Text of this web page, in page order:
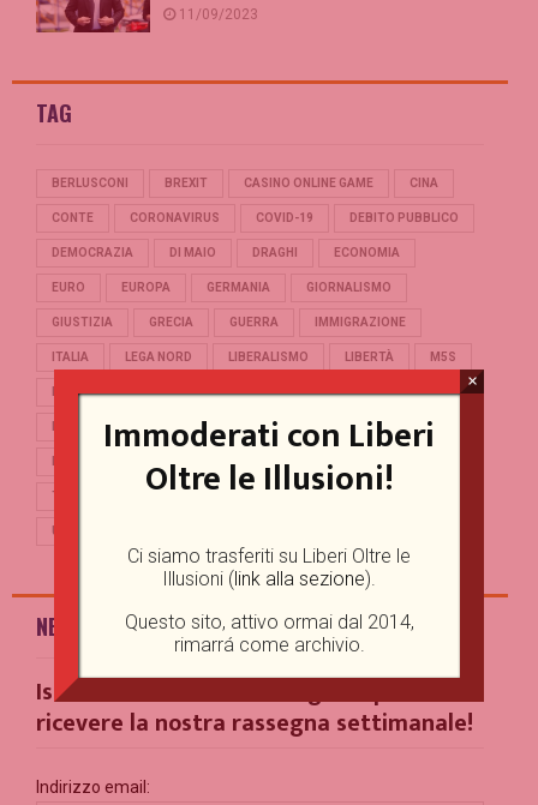
11/09/2023
TAG
BERLUSCONI BREXIT CASINO ONLINE GAME CINA
CONTE CORONAVIRUS COVID-19 DEBITO PUBBLICO
DEMOCRAZIA DI MAIO DRAGHI ECONOMIA
EURO EUROPA GERMANIA GIORNALISMO
GIUSTIZIA GRECIA GUERRA IMMIGRAZIONE
ITALIA LEGA NORD LIBERALISMO LIBERTÀ M5S
MERKEL OCCIDENTE PD POLITICA POPULISMO
REFERENDUM RENZI REPUBBLICA
SALVINI SCUOLA STORIA TERRORISMO
TRUMP
UNIONE EUROPEA
NEWSLETTER
Iscriviti alla nostra Mailing List per
ricevere la nostra rassegna settimanale!
Indirizzo email:
Immoderati con Liberi
Oltre le Illusioni!
Ci siamo trasferiti su Liberi Oltre le
Illusioni (link alla sezione).
Questo sito, attivo ormai dal 2014,
rimarrá come archivio.
×